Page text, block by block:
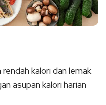
kalori dan lemak
asupan kalori harian